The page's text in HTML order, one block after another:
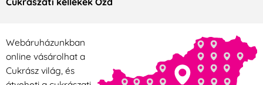
Webáruházunkban
online vásárolhat a
Cukrász világ, és